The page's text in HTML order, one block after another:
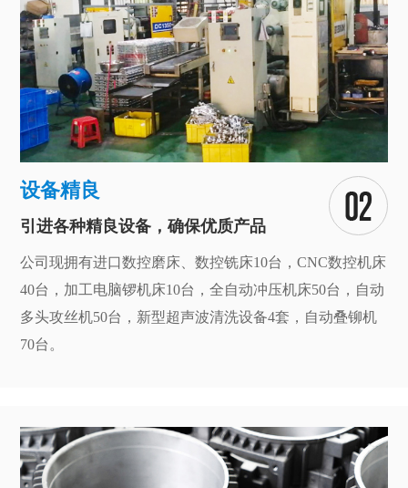
设备精良
引进各种精良设备，确保优质产品
公司现拥有进口数控磨床、数控铣床10台，CNC数控机床
40台，加工电脑锣机床10台，全自动冲压机床50台，自动
多头攻丝机50台，新型超声波清洗设备4套，自动叠铆机
70台。